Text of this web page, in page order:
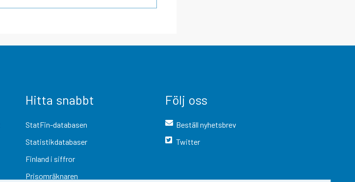
Hitta snabbt
StatFin-databasen
Statistikdatabaser
Finland i siffror
Prisomräknaren
Följ oss
Beställ nyhetsbrev
Twitter